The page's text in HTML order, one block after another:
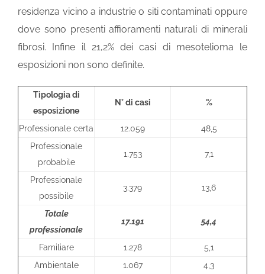
residenza vicino a industrie o siti contaminati oppure
dove sono presenti affioramenti naturali di minerali
fibrosi. Infine il 21,2% dei casi di mesotelioma le
esposizioni non sono definite.
Tipologia di
esposizione
N° di casi %
Professionale certa 12.059
48,5
Professionale
probabile
1.753 7,1
Professionale
possibile
3.379 13,6
Totale
professionale
17.191 54,4
Familiare 1.278
5,1
Ambientale
1.067
4,3